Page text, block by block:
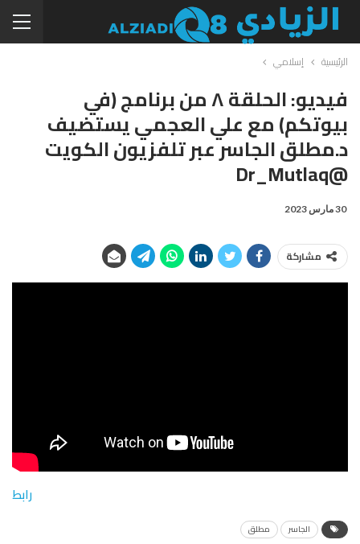
الرئيسية إسلامي
فيديو: الحلقة ٨ من برنامج (في
بيوتكم) مع علي العجمي يستضيف
د.مطلق الجاسر عبر تلفزيون الكويت
@Dr_Mutlaq
30 مارس 2023
مشاركة
رابط
الجاسر مطلق